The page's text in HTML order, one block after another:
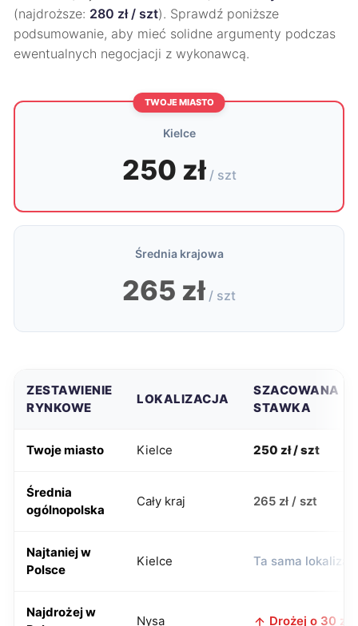
(najdroższe: 280 zł / szt). Sprawdź poniższe
podsumowanie, aby mieć solidne argumenty podczas
ewentualnych negocjacji z wykonawcą.
TWOJE MIASTO
Kielce
250 zł / szt
Średnia krajowa
265 zł / szt
ZESTAWIENIE
RYNKOWE
LOKALIZACJA
SZACOWANA
STAWKA
Twoje miasto Kielce 250 zł / szt
Średnia
ogólnopolska
Cały kraj 265 zł / szt
Najtaniej w
Polsce
Kielce Ta sama
Najdrożej w
Nysa Drożej o 30 zł